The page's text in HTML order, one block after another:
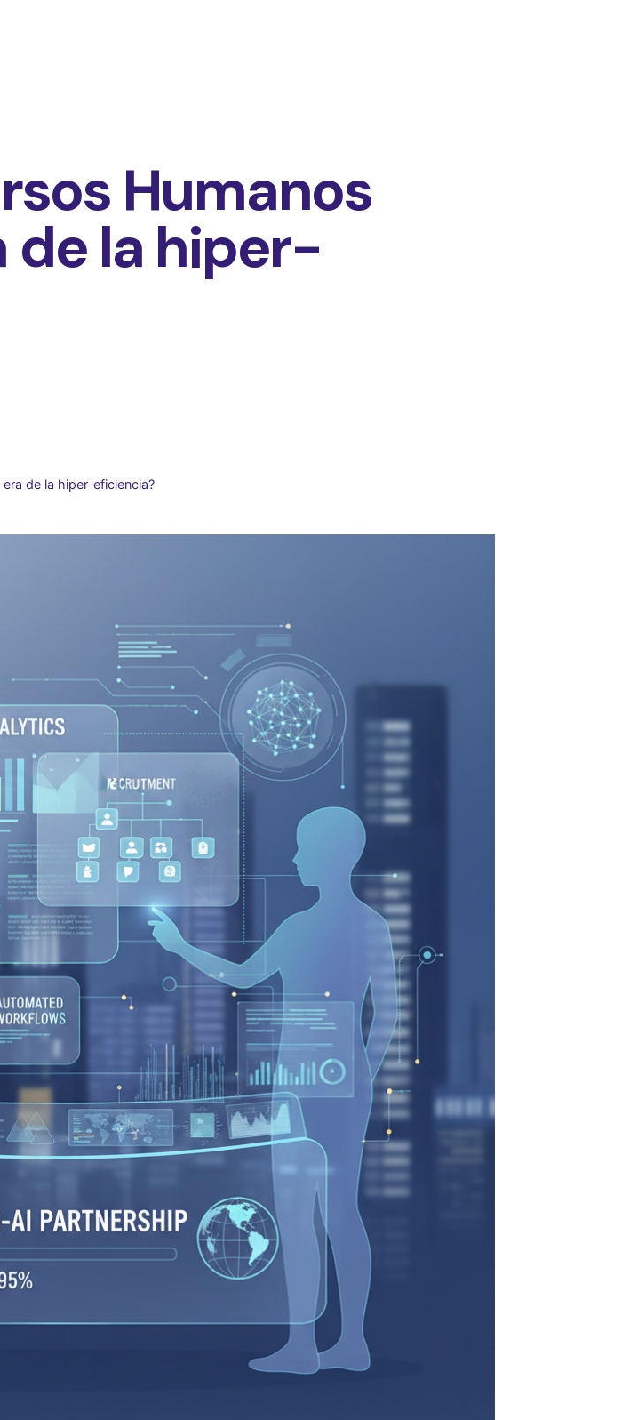
Humanos
de la hiper-
de la hiper-eficiencia?